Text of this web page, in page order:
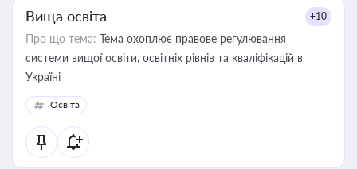
Вища освіта +10
Про що тема: Тема охоплює правове регулювання
системи вищої освіти, освітніх рівнів та кваліфікацій в
Україні
Освіта